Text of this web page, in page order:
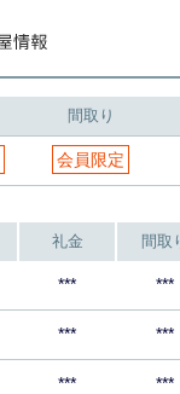
間取り
会員限定
礼金 間取
*** ***
*** ***
*** ***